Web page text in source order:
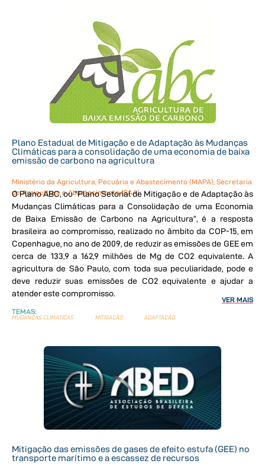
Plano Estadual de Mitigação e de Adaptação às Mudanças
Climáticas para a consolidação de uma economia de baixa
emissão de carbono na agricultura
Ministério da Agricultura, Pecuária e Abastecimento (MAPA), Secretaria
de Agricultura e Abastecimento (SAA)
O Plano ABC, ou “Plano Setorial de Mitigação e de Adaptação às
Mudanças Climáticas para a Consolidação de uma Economia
de Baixa Emissão de Carbono na Agricultura”, é a resposta
brasileira ao compromisso, realizado no âmbito da COP-15, em
Copenhague, no ano de 2009, de reduzir as emissões de GEE em
cerca de 133,9 a 162,9 milhões de Mg de CO2 equivalente. A
agricultura de São Paulo, com toda sua peculiaridade, pode e
deve reduzir suas emissões de CO2 equivalente e ajudar a
atender este compromisso.
VER MAIS
TEMAS:
MUDANÇAS CLIMÁTICAS MITIGAÇÃO ADAPTAÇÃO
Mitigação das emissões de gases de efeito estufa (GEE) no
transporte marítimo e a escassez de recursos